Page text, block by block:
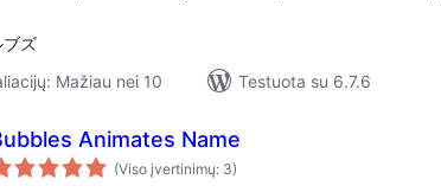
ズ
Mažiau nei 10
Testuota su 6.7.6
Animates Name
(Viso įvertinimų: 3)